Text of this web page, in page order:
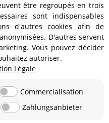
Démarreur terminé pour
Aprilia Amico 25 50 Area 51
Gulliver Rally 50
43,30 €
Temps de livraison: 4 - 5
jours ouvrables
être regroupés en trois
sont indispensables
d'autres cookies afin de
D'autres servent
Vous pouvez décider
autoriser.
Légale
Commercialisation
Zahlungsanbieter